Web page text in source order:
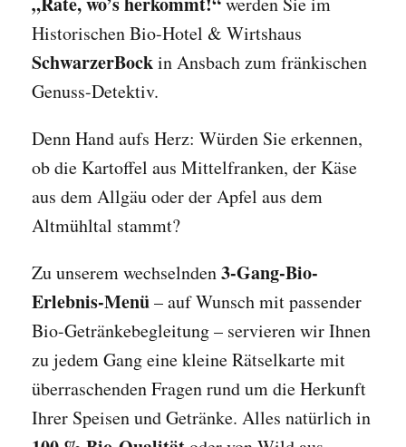
Historischen Bio-Hotel & Wirtshaus
SchwarzerBockin Ansbach zum fränkischen
Genuss-Detektiv.
Denn Hand aufs Herz: Würden Sie erkennen,
ob die Kartoffel aus Mittelfranken, der Käse
aus dem Allgäu oder der Apfel aus dem
Altmühltal stammt?
Zu unserem wechselnden3-Gang-Bio-
Erlebnis-Menü– auf Wunsch mit passender
Bio-Getränkebegleitung – servieren wir Ihnen
zu jedem Gang eine kleine Rätselkarte mit
überraschenden Fragen rund um die Herkunft
Ihrer Speisen und Getränke. Alles natürlich in